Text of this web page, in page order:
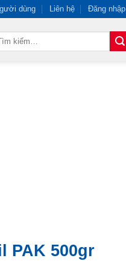
dùng Liên hệ Đăng nhập
PAK 500gr